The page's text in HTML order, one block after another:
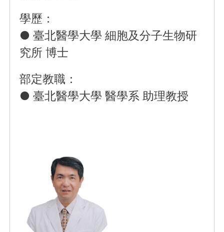
學歷：
● 臺北醫學大學 細胞及分子生物研
究所 博士
部定教職：
● 臺北醫學大學 醫學系 助理教授